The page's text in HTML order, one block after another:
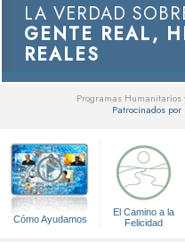
LA VERDAD
GENTE REAL,
REALES
Programas
Patrocinados
Cómo Ayudamos
El Camino a la
Felicidad